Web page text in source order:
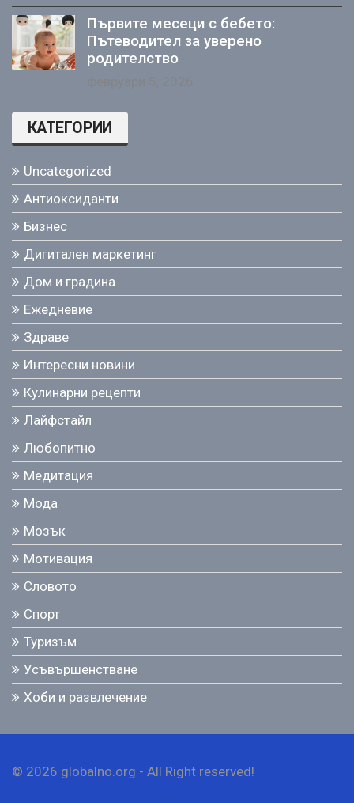
Първите месеци с бебето:
Пътеводител за уверено
родителство
февруари 5, 2026
КАТЕГОРИИ
Uncategorized
Антиоксиданти
Бизнес
Дигитален маркетинг
Дом и градина
Ежедневие
Здраве
Интересни новини
Кулинарни рецепти
Лайфстайл
Любопитно
Медитация
Мода
Мозък
Мотивация
Словото
Спорт
Туризъм
Усъвършенстване
Хоби и развлечение
© 2026 globalno.org - All Right reserved!